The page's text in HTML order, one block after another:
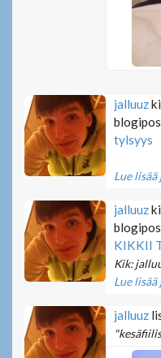
jalluuz
tylsyys
Lue
jalluuz
KIKKII
Kik:
Lue
jalluuz